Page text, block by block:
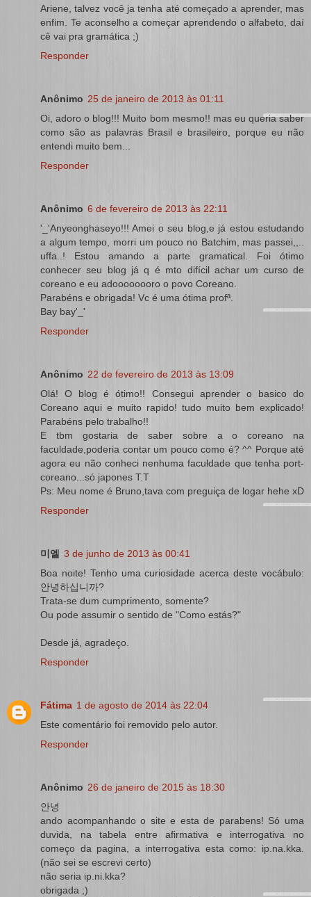
Ariene, talvez você ja tenha até começado a aprender, mas
enfim. Te aconselho a começar aprendendo o alfabeto, daí
cê vai pra gramática ;)
Responder
Anônimo 25 de janeiro de 2013 às 01:11
Oi, adoro o blog!!! Muito bom mesmo!! mas eu queria saber
como são as palavras Brasil e brasileiro, porque eu não
entendi muito bem...
Responder
Anônimo 6 de fevereiro de 2013 às 22:11
'_'Anyeonghaseyo!!! Amei o seu blog,e já estou estudando
a algum tempo, morri um pouco no Batchim, mas passei,,..
uffa..! Estou amando a parte gramatical. Foi ótimo
conhecer seu blog já q é mto difícil achar um curso de
coreano e eu adoooooooro o povo Coreano.
Parabéns e obrigada! Vc é uma ótima profª.
Bay bay'_'
Responder
Anônimo 22 de fevereiro de 2013 às 13:09
Olá! O blog é ótimo!! Consegui aprender o basico do
Coreano aqui e muito rapido! tudo muito bem explicado!
Parabéns pelo trabalho!!
E tbm gostaria de saber sobre a o coreano na
faculdade,poderia contar um pouco como é? ^^ Porque até
agora eu não conheci nenhuma faculdade que tenha port-
coreano...só japones T.T
Ps: Meu nome é Bruno,tava com preguiça de logar hehe xD
Responder
미엘 3 de junho de 2013 às 00:41
Boa noite! Tenho uma curiosidade acerca deste vocábulo:
안녕하십니까?
Trata-se dum cumprimento, somente?
Ou pode assumir o sentido de "Como estás?"
Desde já, agradeço.
Responder
Fátima 1 de agosto de 2014 às 22:04
Este comentário foi removido pelo autor.
Responder
Anônimo 26 de janeiro de 2015 às 18:30
안녕
ando acompanhando o site e esta de parabens! Só uma
duvida, na tabela entre afirmativa e interrogativa no
começo da pagina, a interrogativa esta como: ip.na.kka.
(não sei se escrevi certo)
não seria ip.ni.kka?
obrigada ;)